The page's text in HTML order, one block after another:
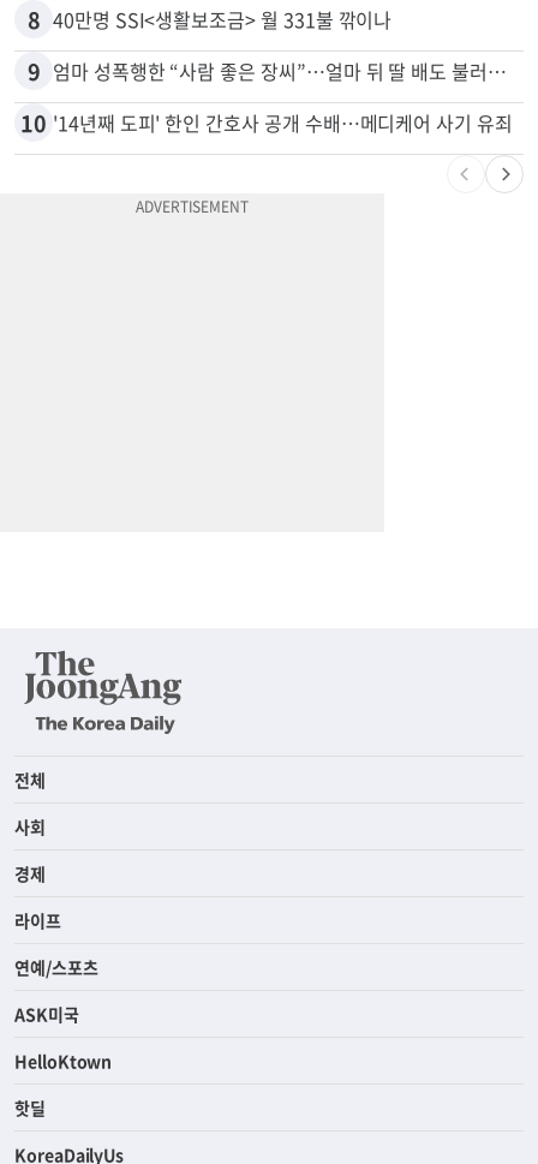
7 응급실서 폭력 환자 제압한 간호사…알고 보니
8 40만명 SSI<생활보조금> 월 331불 깎이나
9 엄마 성폭행한 “사람 좋은 장씨”…얼마 뒤 딸 배도 불러왔다
'14년째 도피' 한인 간호사 공개 수배…메디케어 사기 유죄
전체
사회
경제
라이프
연예/스포츠
ASK미국
HelloKtown